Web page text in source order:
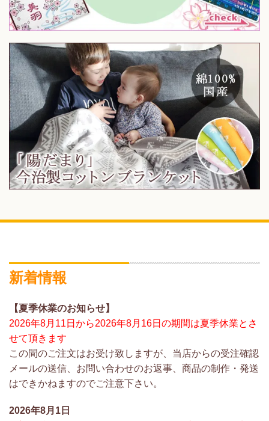
新着情報
【夏季休業のお知らせ】
2026年8月11日から2026年8月16日の期間は夏季休業とさ
せて頂きます
この間のご注文はお受け致しますが、当店からの受注確認
メールの送信、お問い合わせのお返事、商品の制作・発送
はできかねますのでご注意下さい。
2026年8月1日